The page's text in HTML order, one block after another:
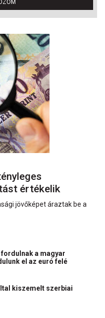
értékelik
jövőképet áraztak be a
a magyar
el az euró felé
kiszemelt szerbiai